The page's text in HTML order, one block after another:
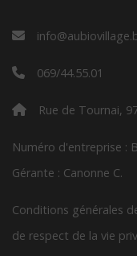
069/44.55.01
Rue de Tournai,
Numéro d'entreprise :
Gérante : Canonne C.
Conditions générales
de respect de la vie